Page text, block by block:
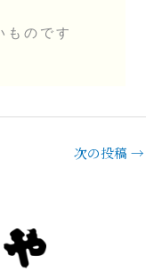
ものです
次の投稿 →